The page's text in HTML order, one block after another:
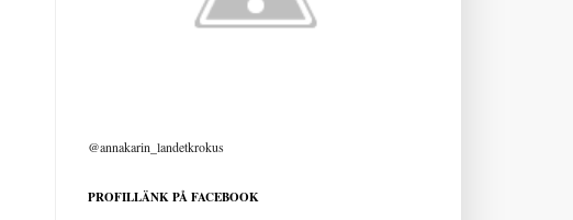
@annakarin_landetkrokus
PROFILLÄNK PÅ FACEBOOK